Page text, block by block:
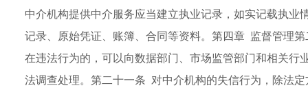
中介机构提供中介服务应当建立执业记录，如实记载执
记录、原始凭证、账簿、合同等资料。第四章 监督管理
在违法行为的，可以向数据部门、市场监管部门和相关
法调查处理。第二十一条 对中介机构的失信行为，除法